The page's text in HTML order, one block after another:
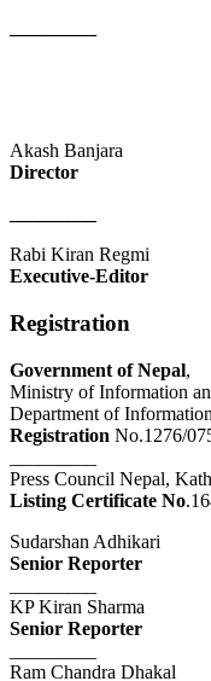
Akash Banjara
Director
Rabi Kiran Regmi
Executive-Editor
Registration
Government of Nepal,
Ministry of Information
Department of
Registration No.1276/
Press Council Nepal,
Listing Certificate No
Sudarshan Adhikari
Senior Reporter
KP Kiran Sharma
Senior Reporter
Ram Chandra Dhakal